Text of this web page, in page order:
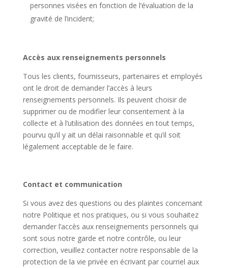
personnes visées en fonction de l’évaluation de la
gravité de l’incident;
Accès aux renseignements personnels
Tous les clients, fournisseurs, partenaires et employés
ont le droit de demander l’accès à leurs
renseignements personnels. Ils peuvent choisir de
supprimer ou de modifier leur consentement à la
collecte et à l’utilisation des données en tout temps,
pourvu qu’il y ait un délai raisonnable et qu’il soit
légalement acceptable de le faire.
Contact et communication
Si vous avez des questions ou des plaintes concernant
notre Politique et nos pratiques, ou si vous souhaitez
demander l’accès aux renseignements personnels qui
sont sous notre garde et notre contrôle, ou leur
correction, veuillez contacter notre responsable de la
protection de la vie privée en écrivant par courriel aux